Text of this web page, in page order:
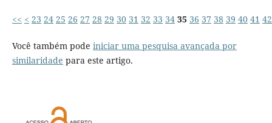
<< < 23 24 25 26 27 28 29 30 31 32 33 34 35 36 37 38 39 40 41 42
Você também pode iniciar uma pesquisa avançada por
similaridade para este artigo.